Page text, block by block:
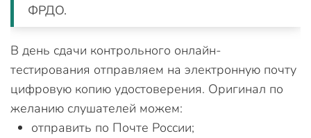
ФРДО.
В день сдачи контрольного онлайн-
тестирования отправляем на электронную почту
цифровую копию удостоверения. Оригинал по
желанию слушателей можем:
отправить по Почте России;